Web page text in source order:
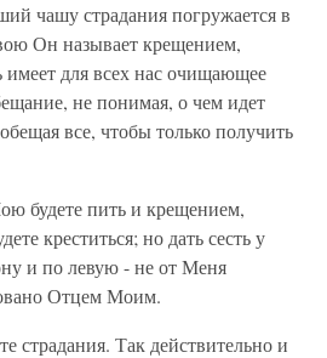
чашу страдания погружается в
Он называет крещением,
имеет для всех нас очищающее
не понимая, о чем идет
все, чтобы только получить
будете пить и крещением,
креститься; но дать сесть у
и по левую - не от Меня
Отцем Моим.
страдания. Так действительно и